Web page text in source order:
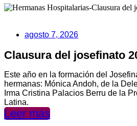
agosto 7, 2026
Clausura del josefinato
Este año en la formación del
hermanas: Mónica Andoh, de la
Irma Cristina Palacios Berru de la
Latina.
Leer más